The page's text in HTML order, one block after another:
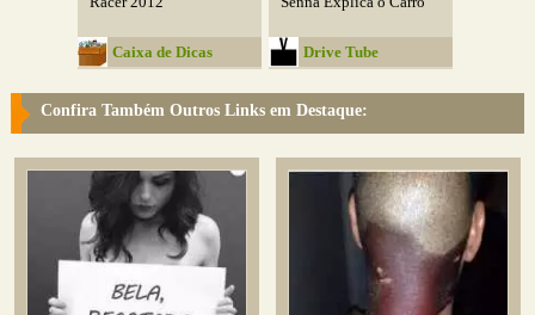
Caixa de Dicas Drive Tube
Confira Também Outros Links em Destaque: